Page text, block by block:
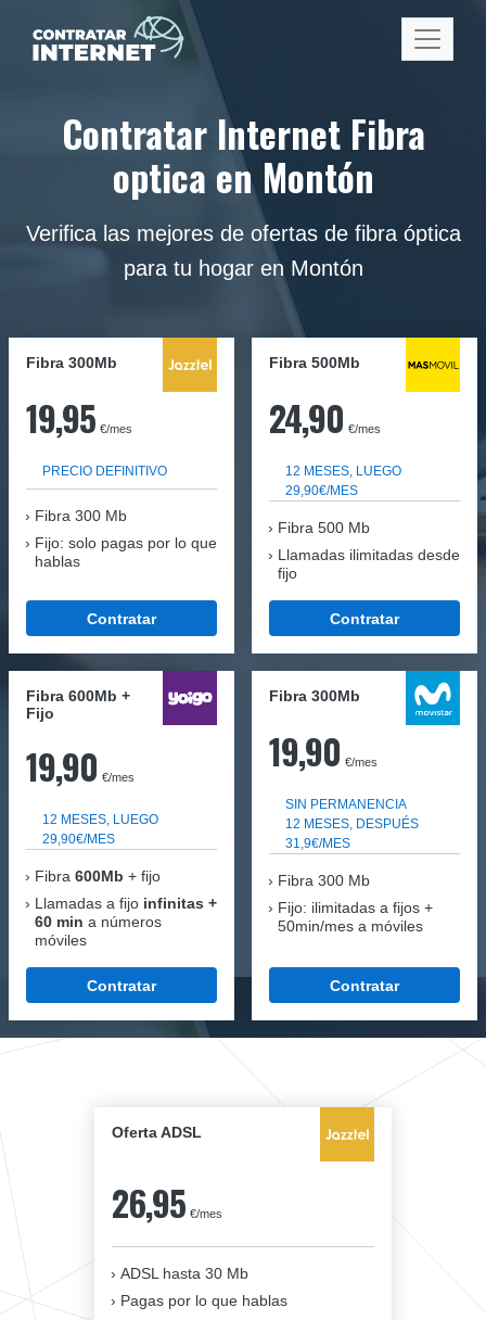
Contratar Internet Fibra
optica en Montón
Verifica las mejores de ofertas de fibra óptica
para tu hogar en Montón
Fibra 300Mb
19,95 €/mes
PRECIO DEFINITIVO
Fibra 300 Mb
Fijo: solo pagas por lo que
hablas
Contratar
Fibra 500Mb
24,90 €/mes
12 MESES, LUEGO
29,90€/MES
Fibra 500 Mb
Llamadas ilimitadas desde
fijo
Contratar
Fibra 600Mb +
Fijo
19,90 €/mes
12 MESES, LUEGO
29,90€/MES
Fibra 600Mb + fijo
Llamadas a fijo infinitas +
60 min a números
móviles
Contratar
Fibra 300Mb
19,90 €/mes
SIN PERMANENCIA
12 MESES, DESPUÉS
31,9€/MES
Fibra 300 Mb
Fijo: ilimitadas a fijos +
50min/mes a móviles
Contratar
Oferta ADSL
26,95 €/mes
ADSL hasta 30 Mb
Pagas por lo que hablas